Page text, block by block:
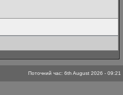
Поточний час: 6th August 2026 - 09:21